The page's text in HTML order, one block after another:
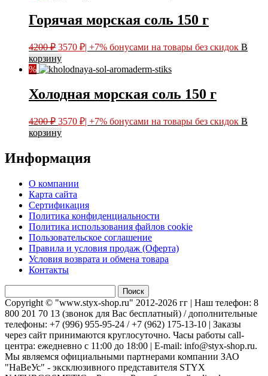
Горячая морская соль 150 г
4200₽ Первоначальная
цена
составляла
3570 ₽Текущая
цена:
3570 ₽.
| +7% бонусами на товары без скидок В
корзину
%
Холодная морская соль 150 г
4200₽ Первоначальная
цена
составляла
3570 ₽Текущая
цена:
| +7% бонусами на товары без скидок В
корзину
Информация
О компании
Карта сайта
Сертификация
Политика конфиденциальности
Политика использования файлов cookie
Пользовательское соглашение
Правила и условия продаж (Оферта)
Условия возврата и обмена товара
Контакты
Copyright © "www.styx-shop.ru" 2012-2026 гг | Наш телефон: 8
800 201 70 13 (звонок для Вас бесплатный) / дополнительные
телефоны: +7 (996) 955-95-24 / +7 (962) 175-13-10 | Заказы
через сайт принимаются круглосуточно. Часы работы call-
центра: ежедневно с 11:00 до 18:00 | E-mail: info@styx-shop.ru.
Мы являемся официальными партнерами компании ЗАО
"НаВеУс" - эксклюзивного представителя STYX